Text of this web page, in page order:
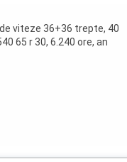
viteze 36+36 trepte, 40
65 r 30, 6.240 ore, an